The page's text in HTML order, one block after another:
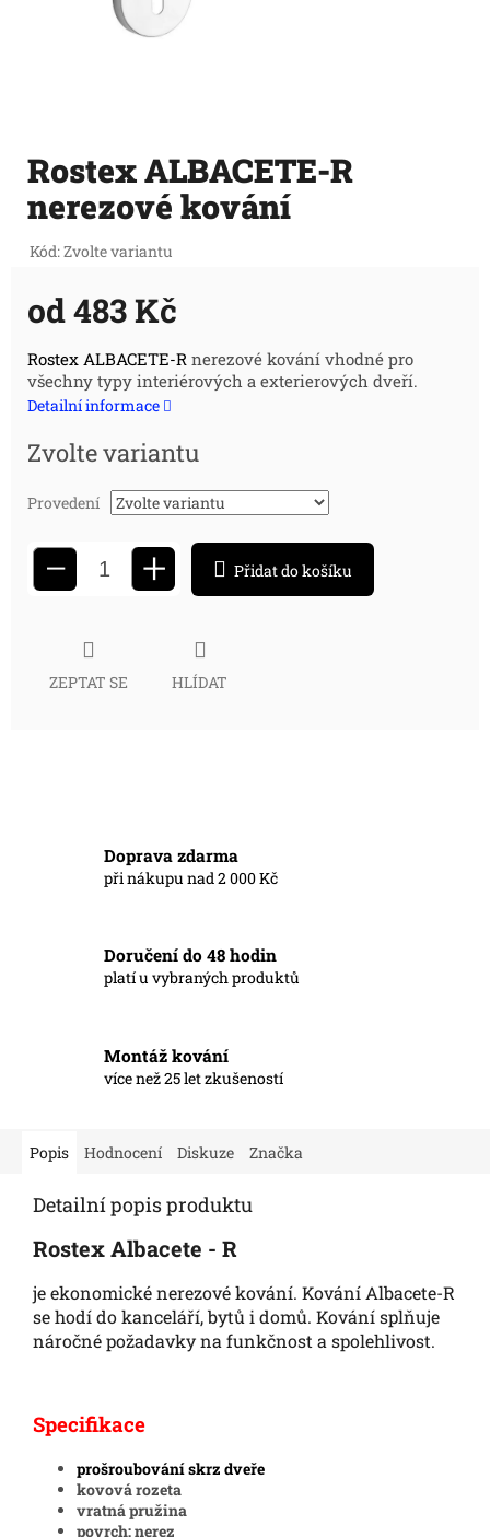
Rostex ALBACETE-R
nerezové kování
Kód:Zvolte variantu
od483 Kč
Měrná
cena:
Rostex ALBACETE-R nerezové kování vhodné pro
všechny typy interiérových a exterierových dveří.
Detailní informace
Zvolte variantu
Provedení
− + Přidat do košíku
ZEPTAT SE HLÍDAT
Doprava zdarma
při nákupu nad 2 000 Kč
Doručení do 48 hodin
platí u vybraných produktů
Montáž kování
více než 25 let zkušeností
Popis Hodnocení Diskuze Značka
Detailní popis produktu
Rostex Albacete - R
je ekonomické nerezové kování. Kování Albacete-R
se hodí do kanceláří, bytů i domů. Kování splňuje
náročné požadavky na funkčnost a spolehlivost.
Specifikace
prošroubování skrz dveře
kovová rozeta
vratná pružina
povrch: nerez